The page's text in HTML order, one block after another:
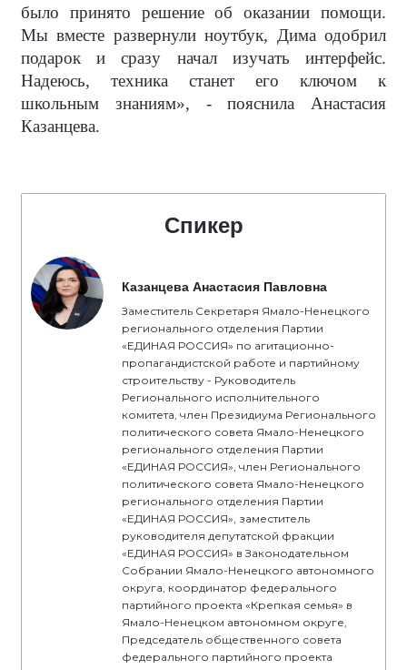
было принято решение об оказании помощи.
Мы вместе развернули ноутбук, Дима одобрил
подарок и сразу начал изучать интерфейс.
Надеюсь, техника станет его ключом к
школьным знаниям», - пояснила Анастасия
Казанцева.
Спикер
Казанцева Анастасия Павловна
Заместитель Секретаря Ямало-Ненецкого
регионального отделения Партии
«ЕДИНАЯ РОССИЯ» по агитационно-
пропагандистской работе и партийному
строительству - Руководитель
Регионального исполнительного
комитета, член Президиума Регионального
политического совета Ямало-Ненецкого
регионального отделения Партии
«ЕДИНАЯ РОССИЯ», член Регионального
политического совета Ямало-Ненецкого
регионального отделения Партии
«ЕДИНАЯ РОССИЯ», заместитель
руководителя депутатской фракции
«ЕДИНАЯ РОССИЯ» в Законодательном
Собрании Ямало-Ненецкого автономного
округа, координатор федерального
партийного проекта «Крепкая семья» в
Ямало-Ненецком автономном округе,
Председатель общественного совета
федерального партийного проекта